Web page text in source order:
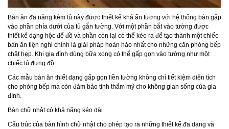
Bàn ăn đa năng kèm tủ này được thiết kế khá ấn tượng với hệ thống bàn gấp
vào phần phía dưới của tủ gắn tường. Với một phần bắt vào tường được
thiết kế dạng hộc để đồ và phần còn lại có thể kéo ra để tạo thành một chiếc
bàn ăn tiện nghi chính là giải pháp hoàn hảo nhất cho những căn phòng bếp
chật hẹp. Khi gia đình dùng bữa xong có thể gấp gọn vào tường như một
chiếc tủ đựng đồ.
Các mẫu bàn ăn thiết dạng gấp gọn liền tường không chỉ tiết kiệm diện tích
cho phòng bếp mà còn đảm bảo tính thẩm mỹ cho không gian sống của gia
đình.
Bàn chữ nhật có khả năng kéo dài
Cấu trúc của bàn hình chữ nhật cho phép tạo ra những thiết kế đa dạng và